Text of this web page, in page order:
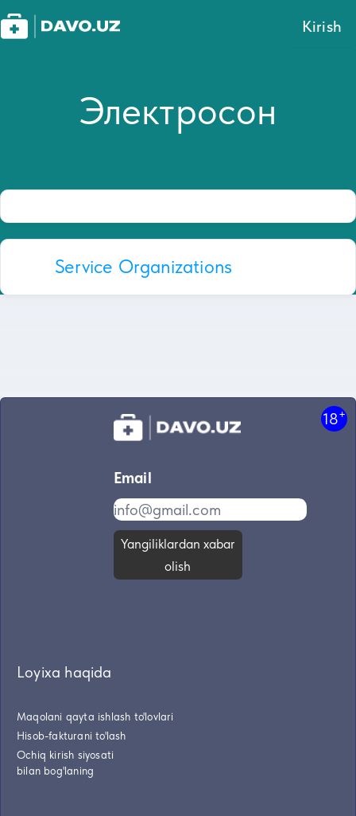
Kirish
Электросон
Service Organizations
18+
Email
Yangiliklardan xabar
olish
Loyixa haqida
Maqolani qayta ishlash to'lovlari
Hisob-fakturani to'lash
Ochiq kirish siyosati
bilan bog'laning